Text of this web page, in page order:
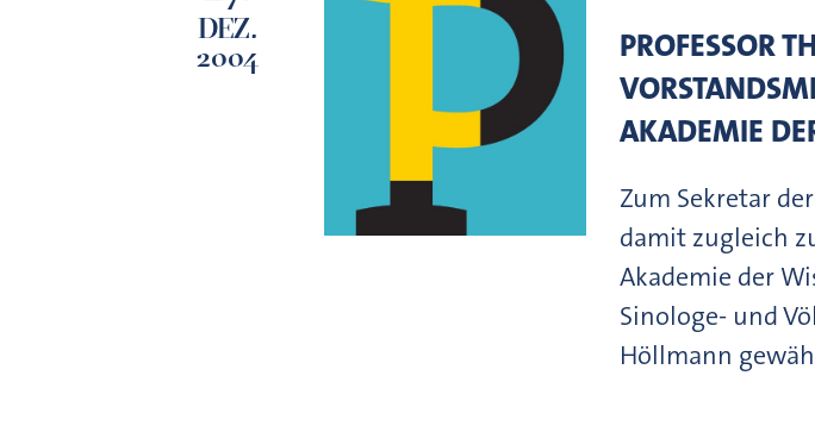
DEZ.
2004
PROFESSOR
AKADEMIE
Zum Sekretar
damit zugleich
Akademie der
Sinologe- und
Höllmann